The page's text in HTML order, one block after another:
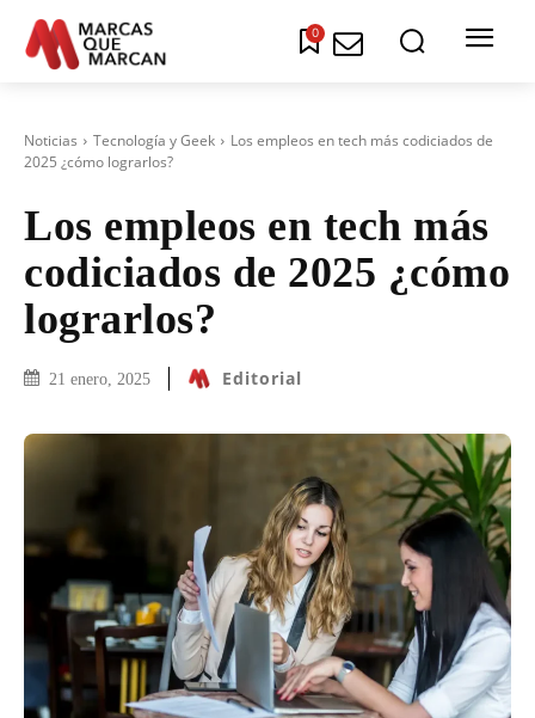
0
Noticias Tecnología y Geek
Los empleos en tech más codiciados de
2025 ¿cómo lograrlos?
Los empleos en tech más
codiciados de 2025 ¿cómo
lograrlos?
21 enero, 2025 Editorial